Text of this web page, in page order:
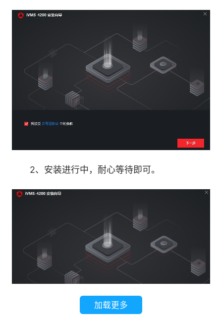
实时的音视频流，合理有效的减轻前端编码设备的
带宽压力。
(3)存储服务器：录像服务器，用于存储和备份录
2、安装进行中，耐心等待即可。
加载更多